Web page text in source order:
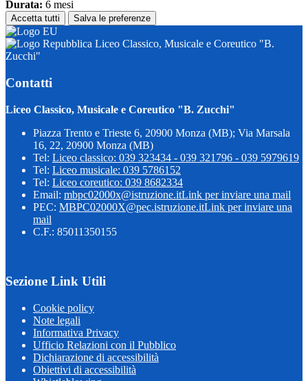
Durata: 6 mesi
Accetta tutti Salva le preferenze
Liceo Classico, Musicale e Coreutico "B.
Zucchi"
Contatti
Liceo Classico, Musicale e Coreutico "B. Zucchi"
Piazza Trento e Trieste 6, 20900 Monza (MB); Via Marsala
16, 22, 20900 Monza (MB)
Tel: Liceo classico: 039 323434 - 039 321796 - 039 5979619
Tel: Liceo musicale: 039 5786152
Tel: Liceo coreutico: 039 8682334
Email: mbpc02000x@istruzione.itLink per inviare una mail
PEC: MBPC02000X@pec.istruzione.itLink per inviare una
mail
C.F.: 85011350155
Sezione Link Utili
Cookie policy
Note legali
Informativa Privacy
Ufficio Relazioni con il Pubblico
Dichiarazione di accessibilità
Obiettivi di accessibilità